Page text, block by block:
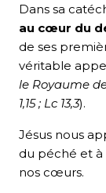
Dans sa
au cœur du
de ses
véritable
le Royaume
1,15 ; Lc 13,3).
Jésus nous
du péché et à
nos cœurs.